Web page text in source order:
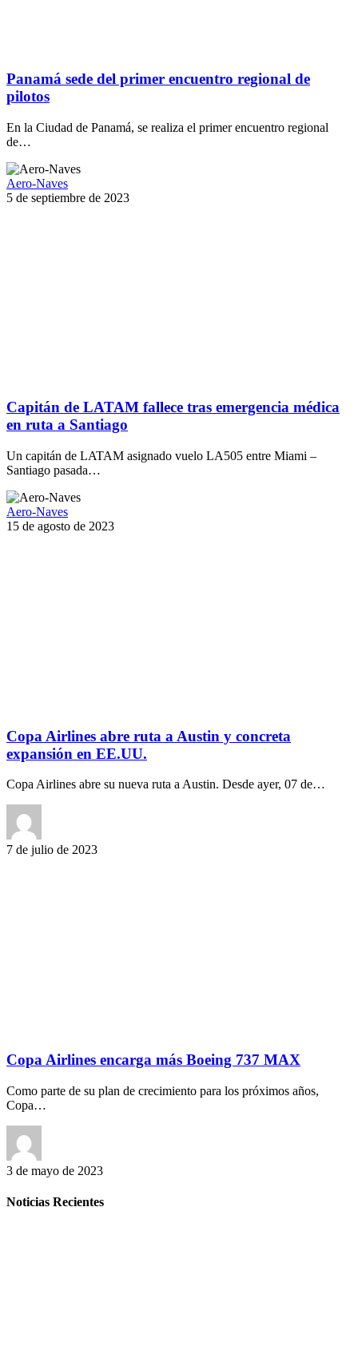
Panamá sede del primer encuentro regional de
pilotos
En la Ciudad de Panamá, se realiza el primer encuentro regional
de…
Aero-Naves
5 de septiembre de 2023
Capitán de LATAM fallece tras emergencia médica
en ruta a Santiago
Un capitán de LATAM asignado vuelo LA505 entre Miami –
Santiago pasada…
Aero-Naves
15 de agosto de 2023
Copa Airlines abre ruta a Austin y concreta
expansión en EE.UU.
Copa Airlines abre su nueva ruta a Austin. Desde ayer, 07 de…
7 de julio de 2023
Copa Airlines encarga más Boeing 737 MAX
Como parte de su plan de crecimiento para los próximos años,
Copa…
3 de mayo de 2023
Noticias Recientes